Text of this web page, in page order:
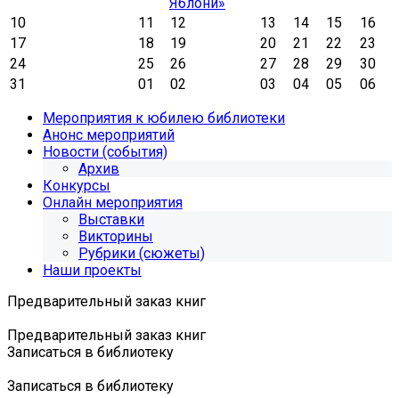
10 11 12 13 14 15
16
17
18 19 20 21 22
23
24
25 26 27 28 29
30
31
01 02 03 04 05
06
Мероприятия к юбилею библиотеки
Анонс мероприятий
Новости (события)
Архив
Конкурсы
Онлайн мероприятия
Выставки
Викторины
Рубрики (сюжеты)
Наши проекты
Предварительный заказ книг
Предварительный заказ книг
Записаться в библиотеку
Записаться в библиотеку